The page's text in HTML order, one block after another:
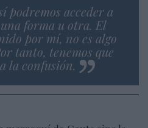
podremos acceder a
forma u otra. El
por mí, no es algo
tanto, tenemos que
la confusión.